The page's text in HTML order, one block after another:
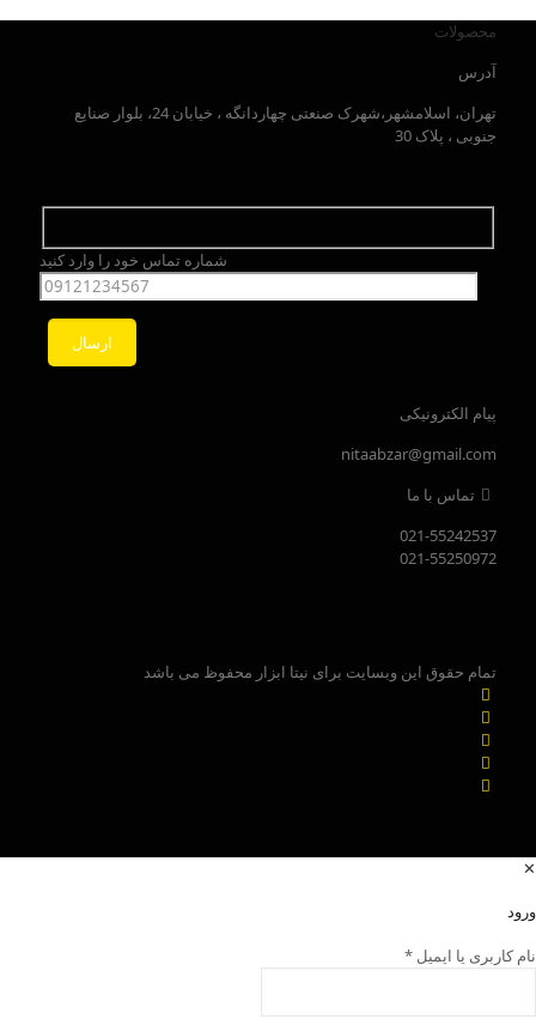
محصولات
آدرس
تهران، اسلامشهر،شهرک صنعتی چهاردانگه ، خیابان 24، بلوار صنایع
جنوبی ، پلاک 30
شماره تماس خود را وارد کنید
پیام الکترونیکی
nitaabzar@gmail.com
تماس با ما
021-55242537
021-55250972
تمام حقوق این وبسایت برای نیتا ابزار محفوظ می باشد
✕
ورود
نام کاربری یا ایمیل *